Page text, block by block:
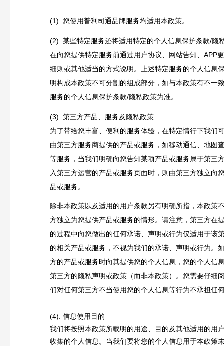
(1). 您使用普利司通品牌服务均适用本政策。
(2). 某些特定服务还将适用特定的个人信息保护条款/隐
在向您提供特定服务前通过用户协议、网站告知、APP
细则或其他适当的方式说明。上述特定服务的个人信息
明构成本政策不可分割的组成部分，如与本政策有不一
服务的个人信息保护条款/隐私政策为准。
(3). 第三方产品、服务及隐私政策
为了带给您丰富、便利的服务体验，在特定情行下我们
由第三方服务商提供的产品或服务，如移动通信、地图
等服务，当我们明确向您告知某项产品或服务属于第三
入第三方运营的产品或服务页面时，则由第三方独立向
品或服务。
除非本政策以及适用的用户条款另有明确所指，本政策
方独立为您提供产品或服务的情形。请注意，第三方在
的过程中向您做出的任何承诺、声明或行为仅适用于该
的相关产品或服务，不视为我们的承诺、声明或行为。
方的产品或服务时向其提供您的个人信息，您的个人信
第三方的隐私声明或政策（而非本政策）。您需要仔细
们对任何第三方不当使用您的个人信息等行为不承担任
(4). 信息使用目的
我们将按照本政策所载明的用途、目的及其他适用的用
收集的个人信息。当我们要将您的个人信息用于本政策